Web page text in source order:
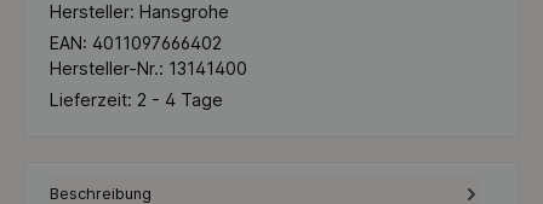
Hersteller: Hansgrohe
EAN: 4011097666402
Hersteller-Nr.: 13141400
Lieferzeit: 2 - 4 Tage
Beschreibung